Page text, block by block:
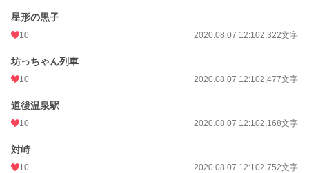
星形の黒子
10 2020.08.07 12:102,322文字
坊っちゃん列車
10 2020.08.07 12:102,477文字
道後温泉駅
10 2020.08.07 12:102,168文字
対峙
10 2020.08.07 12:102,752文字